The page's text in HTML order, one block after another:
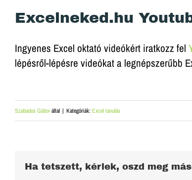
Excelneked.hu
Ingyenes Excel oktató videókért iratkozz fel
lépésről-lépésre videókat a legnépszerűbb
Szabados Gáboráltal | Kategóriák: Excel tanulás
Ha tetszett, kérlek, oszd meg